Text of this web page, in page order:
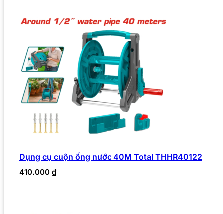
Dụng cụ cuộn ống nước 40M Total THHR40122
410.000 ₫